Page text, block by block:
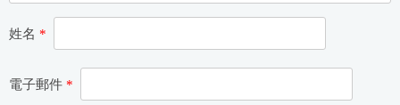
姓名 *
電子郵件 *